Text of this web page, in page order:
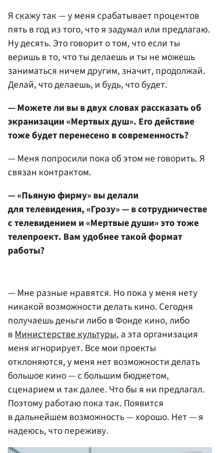
Я скажу так — у меня срабатывает процентов
пять в год из того, что я задумал или предлагаю.
Ну десять. Это говорит о том, что если ты
веришь в то, что ты делаешь и ты не можешь
заниматься ничем другим, значит, продолжай.
Делай, что делаешь, и будь, что будет.
— Можете ли вы в двух словах рассказать об
экранизации «Мертвых душ». Его действие
тоже будет перенесено в современность?
— Меня попросили пока об этом не говорить. Я
связан контрактом.
— «Пьяную фирму» вы делали
для телевидения, «Грозу» — в сотрудничестве
с телевидением и «Мертвые души» это тоже
телепроект. Вам удобнее такой формат
работы?
— Мне разные нравятся. Но пока у меня нету
никакой возможности делать кино. Сегодня
получаешь деньги либо в Фонде кино, либо
вМинистерстве культуры, а эта организация
меня игнорирует. Все мои проекты
отклоняются, у меня нет возможности делать
большое кино — с большим бюджетом,
сценарием и так далее. Что бы я ни предлагал.
Поэтому работаю пока так. Появится
в дальнейшем возможность — хорошо. Нет — я
надеюсь, что переживу.